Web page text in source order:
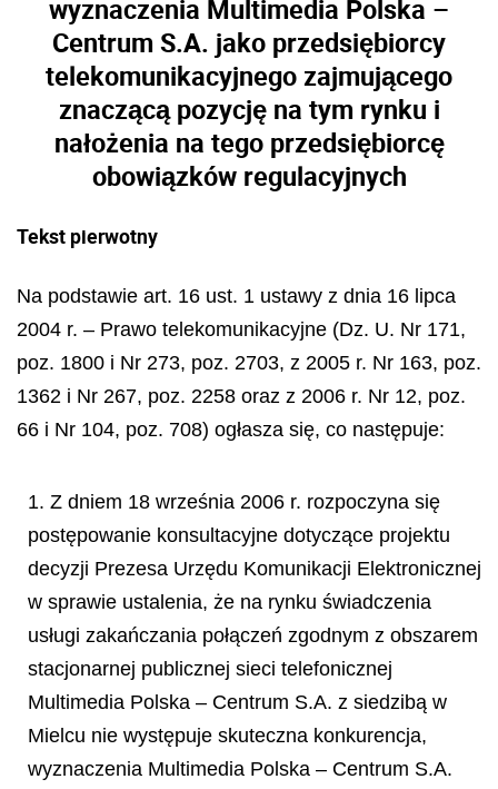
wyznaczenia Multimedia Polska –
Centrum S.A. jako przedsiębiorcy
telekomunikacyjnego zajmującego
znaczącą pozycję na tym rynku i
nałożenia na tego przedsiębiorcę
obowiązków regulacyjnych
Tekst pierwotny
Na podstawie art. 16 ust. 1 ustawy z dnia 16 lipca
2004 r. – Prawo telekomunikacyjne (Dz. U. Nr 171,
poz. 1800 i Nr 273, poz. 2703, z 2005 r. Nr 163, poz.
1362 i Nr 267, poz. 2258 oraz z 2006 r. Nr 12, poz.
66 i Nr 104, poz. 708) ogłasza się, co następuje:
1. Z dniem 18 września 2006 r. rozpoczyna się
postępowanie konsultacyjne dotyczące projektu
decyzji Prezesa Urzędu Komunikacji Elektronicznej
w sprawie ustalenia, że na rynku świadczenia
usługi zakańczania połączeń zgodnym z obszarem
stacjonarnej publicznej sieci telefonicznej
Multimedia Polska – Centrum S.A. z siedzibą w
Mielcu nie występuje skuteczna konkurencja,
wyznaczenia Multimedia Polska – Centrum S.A.